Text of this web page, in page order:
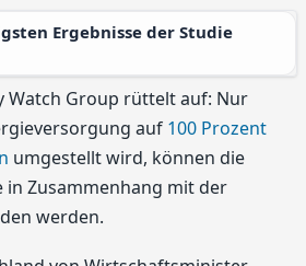
Watch Group rüttelt auf: Nur
auf 100 Prozent
umgestellt wird, können die
Zusammenhang mit der
werden.